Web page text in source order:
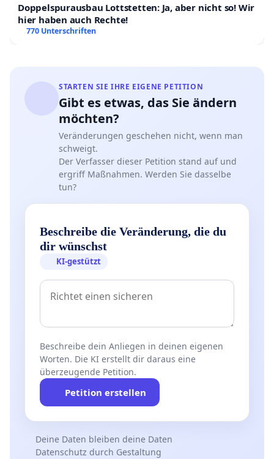
Doppelspurausbau Lottstetten: Ja, aber nicht so! Wir
hier haben auch Rechte!
770 Unterschriften
STARTEN SIE IHRE EIGENE PETITION
Gibt es etwas, das Sie ändern
möchten?
Veränderungen geschehen nicht, wenn man
schweigt.
Der Verfasser dieser Petition stand auf und
ergriff Maßnahmen. Werden Sie dasselbe
tun?
Beschreibe die Veränderung, die du
dir wünschst
KI-gestützt
Beschreibe dein Anliegen in deinen eigenen
Worten. Die KI erstellt dir daraus eine
überzeugende Petition.
Petition erstellen
Deine Daten bleiben deine Daten
Datenschutz durch Gestaltung